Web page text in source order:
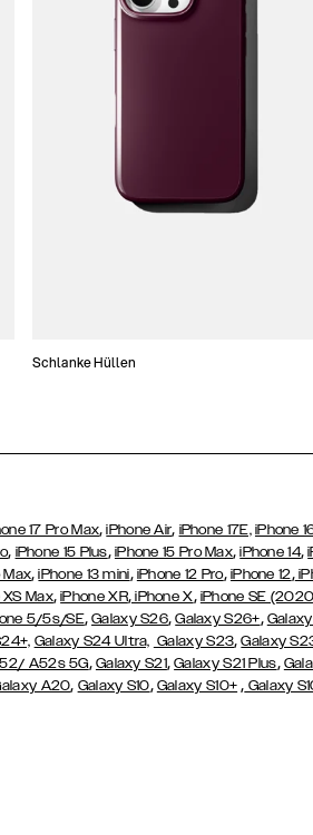
Schlanke Hüllen
17 Pro Max,iPhone Air, iPhone 17E, iPhone
, iPhone 15 Plus, iPhone 15 Pro Max,iPhone 14,
Max,iPhone 13 mini, iPhone 12 Pro, iPhone 12,
Max,iPhone XR,iPhone X, iPhone SE
5/5s/SE,Galaxy S26,Galaxy S26+,
Galaxy S24 Ultra, Galaxy S23,Galaxy
A52s 5G, Galaxy S21,Galaxy S21 Plus,
A20, Galaxy S10, Galaxy S10+ , Galaxy